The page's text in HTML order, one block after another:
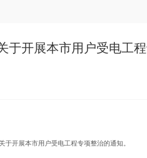
于开展本市用户受电工
开展本市用户受电工程专项整治的通知。